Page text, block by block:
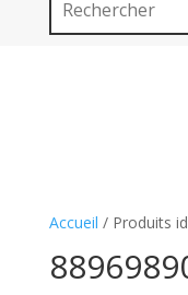
Accueil / Produits